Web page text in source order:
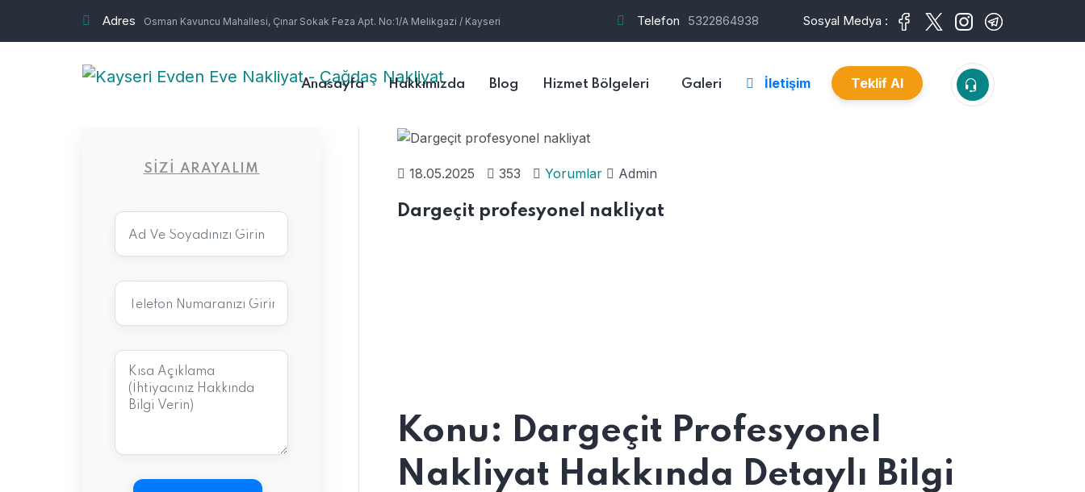
Adres Osman Kavuncu Mahallesi, Çınar Sokak Feza Apt. No:1/A Melikgazi / Kayseri Telefon 5322864938 Sosyal Medya :
Anasayfa Hakkımızda Blog Hizmet Bölgeleri Galeri İletişim Teklif Al
18.05.2025 353 Yorumlar Admin
Dargeçit profesyonel nakliyat
Konu: Dargeçit Profesyonel
Nakliyat Hakkında Detaylı Bilgi
SIZI ARAYALIM